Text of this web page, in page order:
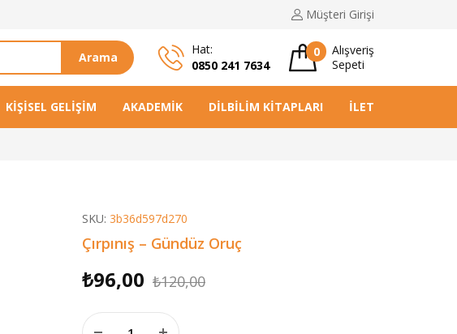
Müşteri Girişi
Arama
Hat:
0850 241 7634
0
Alışveriş
Sepeti
KIŞISEL GELIŞIM AKADEMIK DILBILIM KITAPLARI İLETIŞIM
SKU: 3b36d597d270
Çırpınış – Gündüz Oruç
₺120,00Orijinal
₺96,00
Şu